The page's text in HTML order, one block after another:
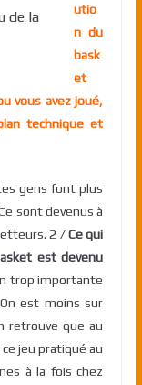
de la
utio
n du
bask
et
vous avez joué,
technique et
gens font plus
sont devenus à
2 /Ce qui
est devenu
trop importante
est moins sur
retrouve que au
jeu pratiqué au
à la fois chez